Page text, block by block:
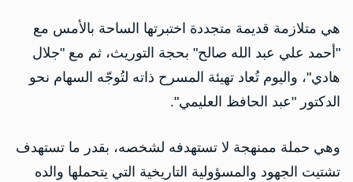
هي متلازمة قديمة متجددة اختبرتها الساحة بالأمس مع
"أحمد علي عبد الله صالح" بحجة التوريث، ثم مع "جلال
هادي"، واليوم تُعاد تهيئة المسرح ذاته لتُوجّه السهام نحو
الدكتور "عبد الحافظ العليمي".
وهي حملة ممنهجة لا تستهدفه لشخصه، بقدر ما تستهدف
تشتيت الجهود والمسؤولية التاريخية التي يتحملها والده